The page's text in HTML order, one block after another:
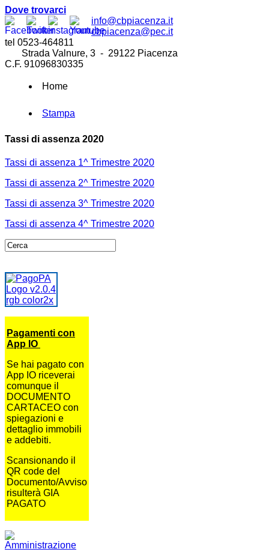
Dove trovarci
info@cbpiacenza.it
cbpiacenza@pec.it
tel 0523-464811
Strada Valnure, 3 - 29122 Piacenza
C.F. 91096830335
Home
Stampa
Tassi di assenza 2020
Tassi di assenza 1^ Trimestre 2020
Tassi di assenza 2^ Trimestre 2020
Tassi di assenza 3^ Trimestre 2020
Tassi di assenza 4^ Trimestre 2020
Pagamenti con
App IO
Se hai pagato con
App IO riceverai
comunque il
DOCUMENTO
CARTACEO con
spiegazioni e
dettaglio immobili
e addebiti.
Scansionando il
QR code del
Documento/Avviso
risulterà GIA
PAGATO